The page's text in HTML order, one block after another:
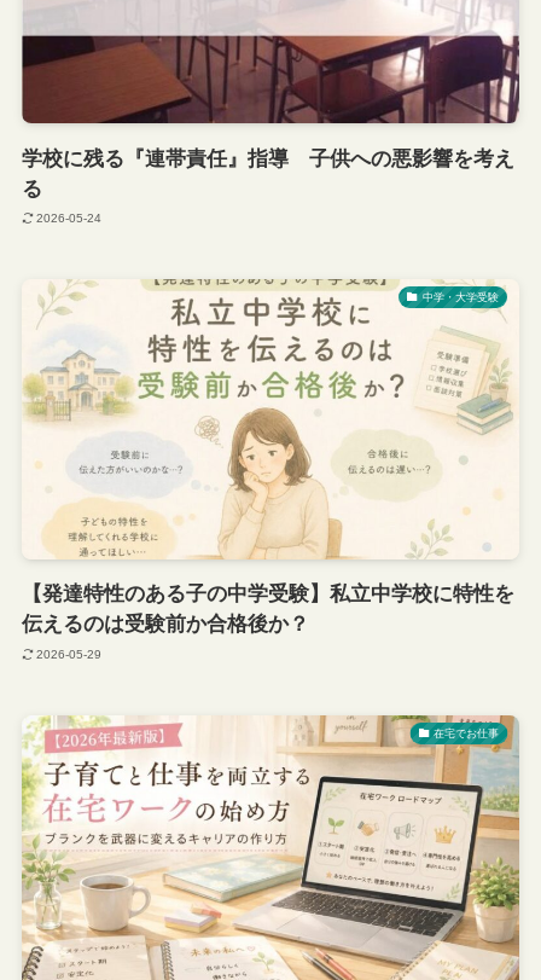
学校に残る『連帯責任』指導 子供への悪影響を考え
る
2026-05-24
中学・大学受験
【発達特性のある子の中学受験】私立中学校に特性を
伝えるのは受験前か合格後か？
2026-05-29
在宅でお仕事